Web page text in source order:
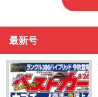
最新号